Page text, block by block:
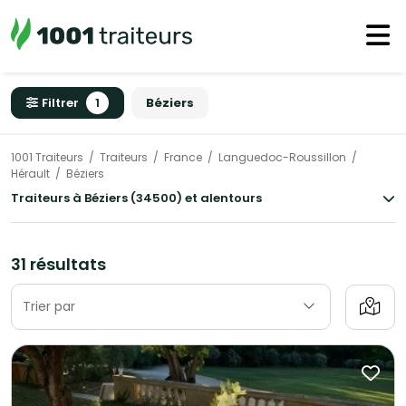
Filtrer 1 Béziers
1001 Traiteurs Traiteurs France
Languedoc-Roussillon
Hérault
Béziers
Traiteurs à Béziers (34500) et alentours
31 résultats
Trier par